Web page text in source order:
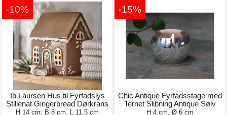
-10%
Ib Laursen Hus til Fyrfadslys
Stillenat Gingerbread Dørkrans
H 14 cm, B 8 cm, L 11,5 cm
-15%
Chic Antique Fyrfadsstage med
Ternet Slibning Antique Sølv
H 4 cm, Ø 6 cm